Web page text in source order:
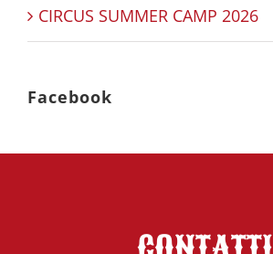
CIRCUS SUMMER CAMP 2026
Facebook